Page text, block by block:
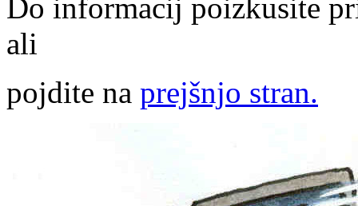
Do informacij poizkusite
ali
pojdite na prejšnjo stran.